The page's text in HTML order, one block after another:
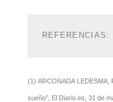
REFERENCIAS:
(1) ARCONADA LEDESMA,
sueño”, El Diario.es, 31 de